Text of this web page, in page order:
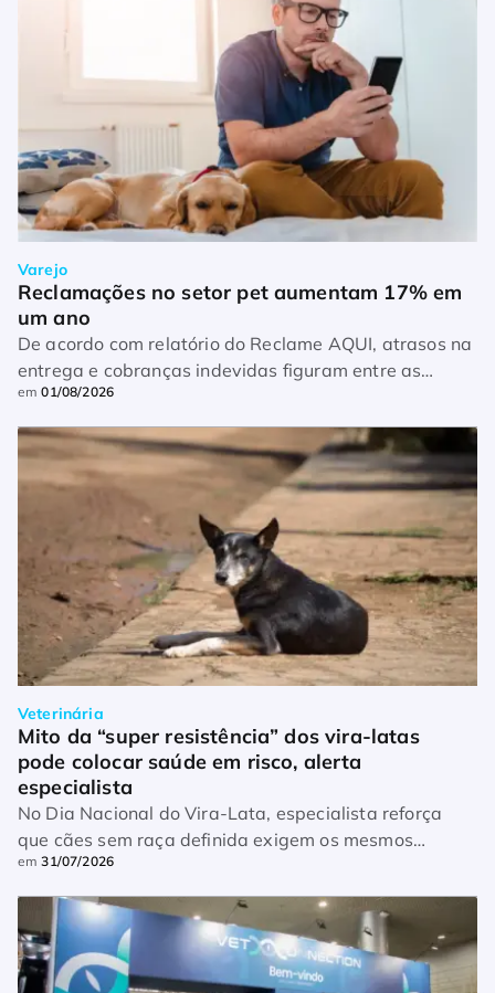
Varejo
Reclamações no setor pet aumentam 17% em
um ano
De acordo com relatório do Reclame AQUI, atrasos na
entrega e cobranças indevidas figuram entre as
principais queixas
em01/08/2026
Veterinária
Mito da “super resistência” dos vira-latas
pode colocar saúde em risco, alerta
especialista
No Dia Nacional do Vira-Lata, especialista reforça
que cães sem raça definida exigem os mesmos
cuidados preventivos que qualquer outro pet.
em31/07/2026